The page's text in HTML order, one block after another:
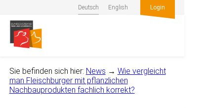
Deutsch English Login
Sie befinden sich hier: News → Wie vergleicht
man Fleischburger mit pflanzlichen
Nachbauprodukten fachlich korrekt?